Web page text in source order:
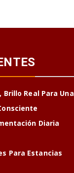
Real Para Una
Diaria
Para Estancias